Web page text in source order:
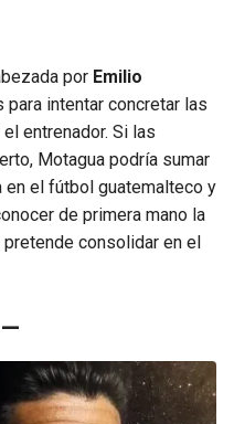
por Emilio
intentar concretar las
entrenador. Si las
Motagua podría sumar
el fútbol guatemalteco y
de primera mano la
consolidar en el